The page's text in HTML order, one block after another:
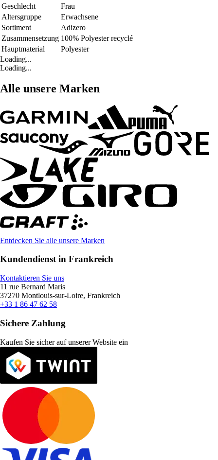
Geschlecht
Frau
Altersgruppe
Erwachsene
Sortiment
Adizero
Zusammensetzung 100% Polyester recyclé
Hauptmaterial
Polyester
Loading...
Loading...
Alle unsere Marken
Entdecken Sie alle unsere Marken
Kundendienst in Frankreich
Kontaktieren Sie uns
11 rue Bernard Maris
37270 Montlouis-sur-Loire, Frankreich
+33 1 86 47 62 58
Sichere Zahlung
Kaufen Sie sicher auf unserer Website ein